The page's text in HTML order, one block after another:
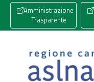
Amministrazione
Trasparente